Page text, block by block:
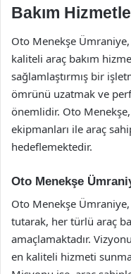
Bakım
Oto Menekşe
kaliteli araç bakım
sağlamlaştırmış bir
ömrünü uzatmak ve
önemlidir. Oto
ekipmanları ile araç
hedeflemektedir.
Oto Menekşe
Oto Menekşe
tutarak, her türlü araç
amaçlamaktadır.
en kaliteli hizmeti